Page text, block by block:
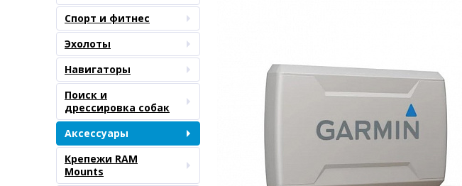
Спорт и фитнес
Эхолоты
Навигаторы
Поиск и
дрессировка собак
Аксессуары
Крепежи RAM
Mounts